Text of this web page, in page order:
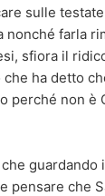
sulle
nonché farla
sfiora il
ha detto
perché non è
guardando
pensare che